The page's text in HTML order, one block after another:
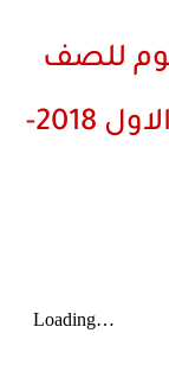
للصف
الخامس الفصل الدراسي الاول 2018-